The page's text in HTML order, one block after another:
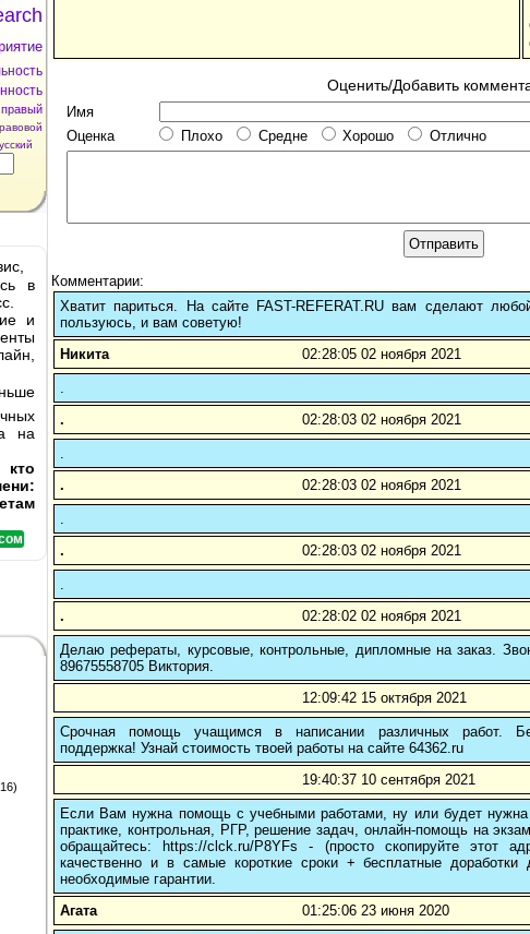
правый
в
и
на
Оценить/Добавить
Имя
Оценка
Плохо Средне Хорошо Отлично
Комментарии:
Хватит париться. На сайте FAST-REFERAT.RU вам сделают
пользуюсь, и вам советую!
Никита
02:28:05 02 ноября 2021
.
.
02:28:03 02 ноября 2021
.
.
02:28:03 02 ноября 2021
.
.
02:28:03 02 ноября 2021
.
.
02:28:02 02 ноября 2021
Делаю рефераты, курсовые, контрольные, дипломные на заказ.
89675558705 Виктория.
12:09:42 15 октября 2021
Срочная помощь учащимся в написании различных работ.
поддержка! Узнай стоимость твоей работы на сайте 64362.ru
19:40:37 10 сентября 2021
Если Вам нужна помощь с учебными работами, ну или будет
практике, контрольная, РГР, решение задач, онлайн-помощь на
обращайтесь: https://clck.ru/P8YFs - (просто скопируйте этот
качественно и в самые короткие сроки + бесплатные
необходимые гарантии.
Агата
01:25:06 23 июня 2020